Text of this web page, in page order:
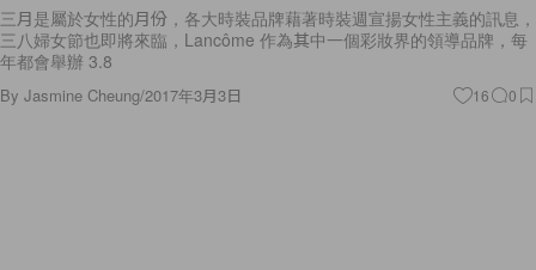
三月是屬於女性的月份，各大時裝品牌藉著時裝週宣揚女性主義的訊息，
三八婦女節也即將來臨，Lancôme 作為其中一個彩妝界的領導品牌，每
年都會舉辦 3.8
By Jasmine Cheung/2017年3月3日 16 0